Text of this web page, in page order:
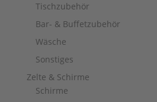
Tischzubehör
Bar- & Buffetzubehör
Wäsche
Sonstiges
Zelte & Schirme
Schirme